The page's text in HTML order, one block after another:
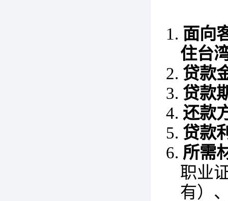
1. 面向
住台
2. 贷款
3. 贷款
4. 还款
5. 贷款
6. 所需
职业
有）